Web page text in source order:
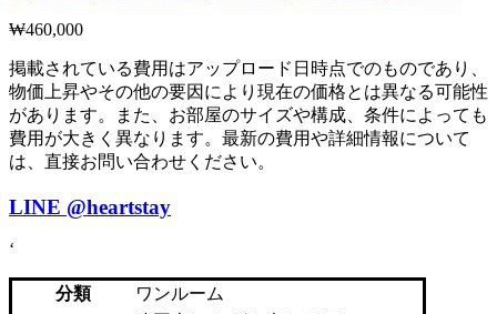
₩460,000
掲載されている費用はアップロード日時点でのものであり、
物価上昇やその他の要因により現在の価格とは異なる可能性
があります。また、お部屋のサイズや構成、条件によっても
費用が大きく異なります。最新の費用や詳細情報について
は、直接お問い合わせください。
LINE @heartstay
‘
分類 ワンルーム